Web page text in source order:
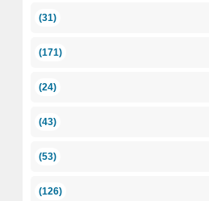
(31)
(171)
(24)
(43)
(53)
(126)